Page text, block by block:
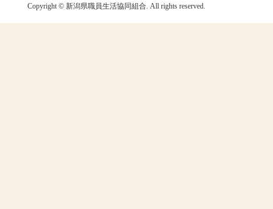
Copyright © 新潟県職員生活協同組合. All rights reserved.